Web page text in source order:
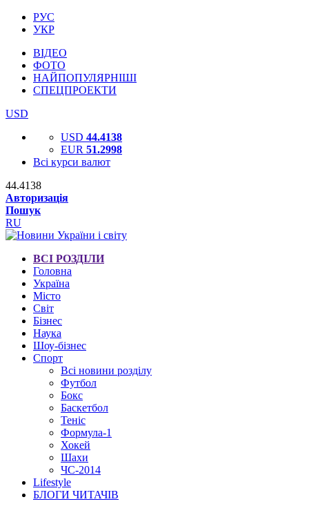
РУС
УКР
ВІДЕО
ФОТО
НАЙПОПУЛЯРНІШІ
СПЕЦПРОЕКТИ
USD
USD 44.4138
EUR 51.2998
Всі курси валют
44.4138
Авторизація
Пошук
RU
ВСІ РОЗДІЛИ
Головна
Україна
Місто
Світ
Бізнес
Наука
Шоу-бізнес
Спорт
Всі новини розділу
Футбол
Бокс
Баскетбол
Теніс
Формула-1
Хокей
Шахи
ЧС-2014
Lifestyle
БЛОГИ ЧИТАЧІВ